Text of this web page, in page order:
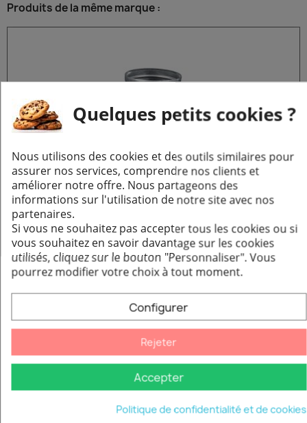
Produits de la même marque :
Adaptateur "Flachkanal" symétrique 150 x 50 mm
46,75 €
Ajouter au panier
Quelques petits cookies ?
Nous utilisons des cookies et des outils similaires pour
assurer nos services, comprendre nos clients et
améliorer notre offre. Nous partageons des
informations sur l'utilisation de notre site avec nos
partenaires.
Si vous ne souhaitez pas accepter tous les cookies ou si
vous souhaitez en savoir davantage sur les cookies
utilisés, cliquez sur le bouton "Personnaliser".Vous
pourrez modifier votre choix à tout moment.
Configurer
Rejeter
Accepter
Politique de confidentialité et de cookies